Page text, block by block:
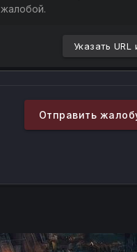
Указать
Отправить